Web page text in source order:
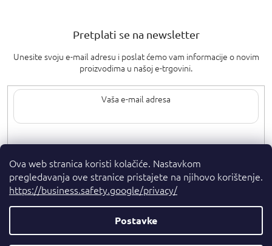
Ova web stranica koristi kolačiće. Nastavkom
pregledavanja ove stranice pristajete na njihovo korištenje.
https://business.safety.google/privacy/
Postavke
Pretplati se na newsletter
Unesite svoju e-mail adresu i poslat ćemo vam informacije o novim
proizvodima u našoj e-trgovini.
Upisom svoje e-pošte pristajete nauvjete privatnosti.
Autorska prava 2026Parfumshop.hr. Sva prava pridržana.